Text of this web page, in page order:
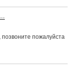
пожалуйста